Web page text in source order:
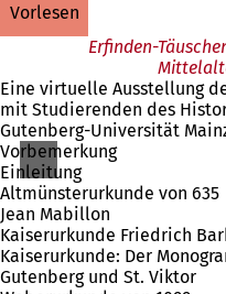
vorlesen
Erfinden-
Eine virtuelle Ausstellung
mit Studierenden des
Gutenberg-Universität
Vorbemerkung
Einleitung
Altmünsterurkunde von 635
Jean Mabillon
Kaiserurkunde Friedrich
Kaiserurkunde: Der
Gutenberg und St. Viktor